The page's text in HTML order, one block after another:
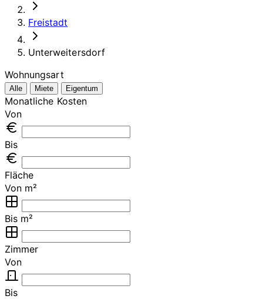
Freistadt
Unterweitersdorf
Wohnungsart
Alle Miete Eigentum
Monatliche Kosten
Von
Bis
Fläche
Von m²
Bis m²
Zimmer
Von
Bis